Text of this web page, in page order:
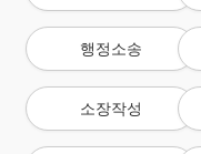
행정소송
소장작성